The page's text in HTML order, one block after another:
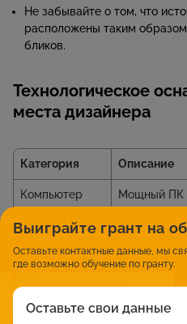
Не забывайте о том, что
расположены таким
бликов.
Технологическое
места дизайнера
Категория Описание
Компьютер
Мощный ПК
работе с
видео).
Выиграйте грант на
Оставьте контактные данные, мы
где возможно обучение по гранту.
Оставьте свои данные